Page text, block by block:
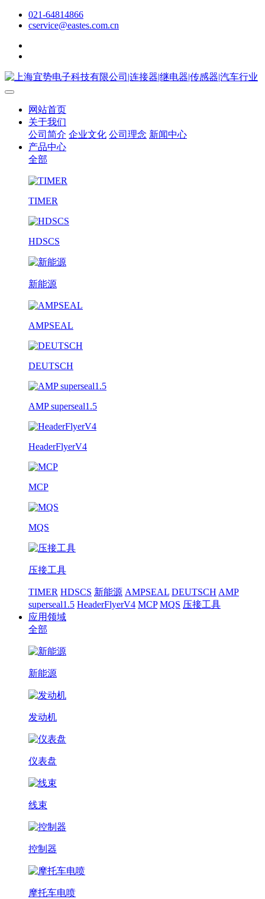
021-64814866
cservice@eastes.com.cn
网站首页
关于我们
公司简介 企业文化 公司理念 新闻中心
产品中心
全部
TIMER
HDSCS
新能源
AMPSEAL
DEUTSCH
AMP superseal1.5
HeaderFlyerV4
MCP
MQS
压接工具
TIMER HDSCS 新能源 AMPSEAL DEUTSCH AMP
superseal1.5 HeaderFlyerV4 MCP MQS 压接工具
应用领域
全部
新能源
发动机
仪表盘
线束
控制器
摩托车电喷